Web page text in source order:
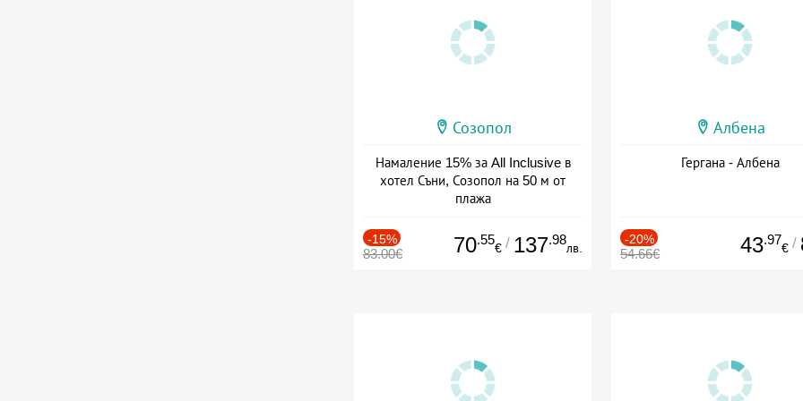
Созопол
Намаление 15% за All Inclusive в
хотел Съни, Созопол на 50 м от
плажа
-15%
83.00€ 70.55
€ / 137.98
лв.
Албена
Гергана - Албена
-20%
54.66€ 43.97
€ /